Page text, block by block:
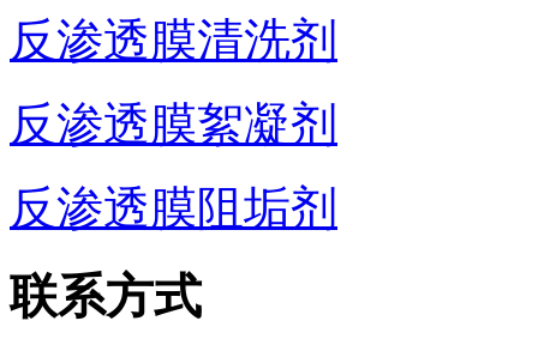
反渗透膜清洗剂
反渗透膜絮凝剂
反渗透膜阻垢剂
联系方式